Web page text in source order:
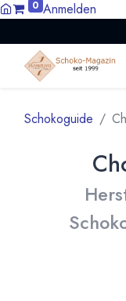
0 Anmelden
Schokoguide